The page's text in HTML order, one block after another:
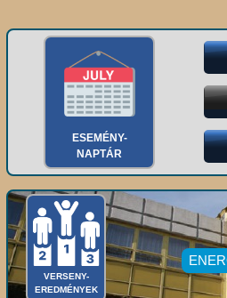
ESEMÉNY-
NAPTÁR
VERSENY-
EREDMÉNYEK